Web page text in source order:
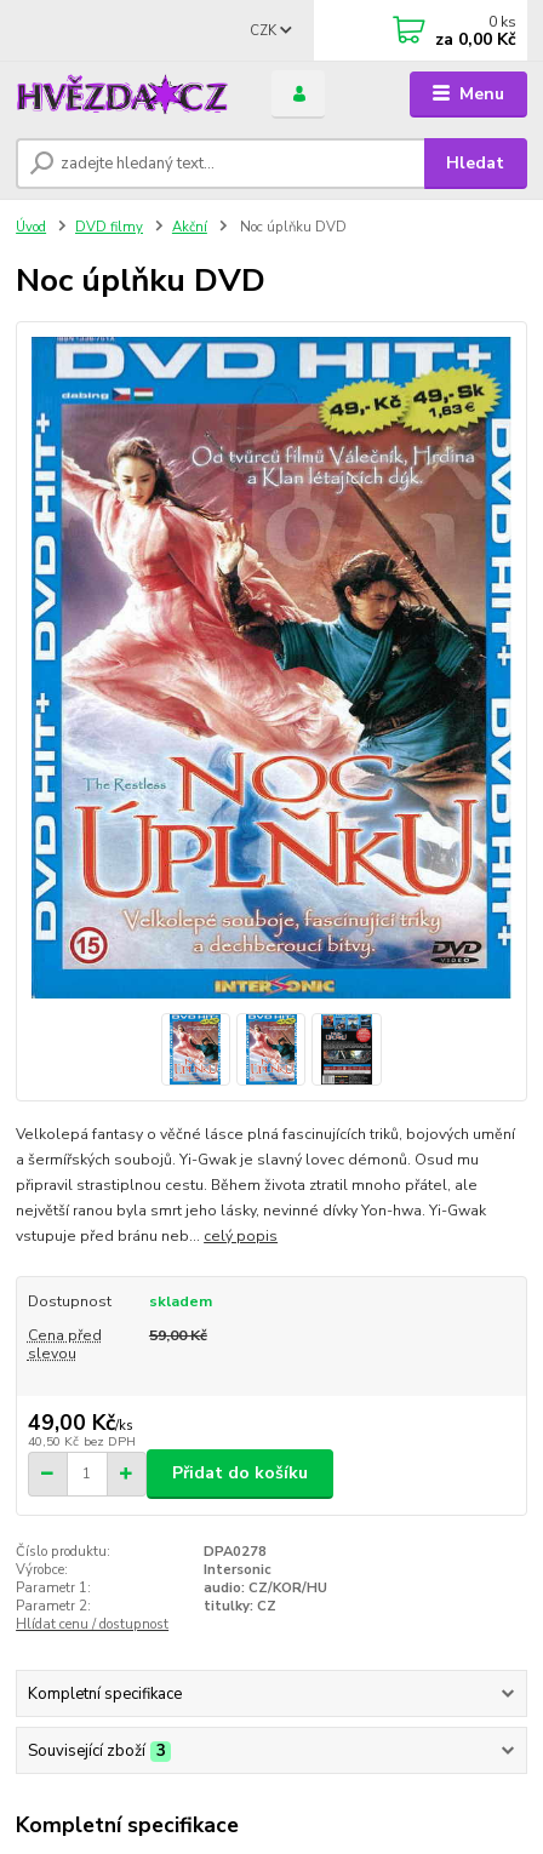
Menu
CZK
Hledat
0 ks
za 0,00 Kč
Úvod DVD filmy Akční Noc úplňku DVD
Noc úplňku DVD
Velkolepá fantasy o věčné lásce plná fascinujících triků, bojových umění
a šermířských soubojů. Yi-Gwak je slavný lovec démonů. Osud mu
připravil strastiplnou cestu. Během života ztratil mnoho přátel, ale
největší ranou byla smrt jeho lásky, nevinné dívky Yon-hwa. Yi-Gwak
vstupuje před bránu neb... celý popis
Dostupnost
skladem
Cena před
slevou
59,00 Kč
49,00 Kč/ks
40,50 Kč bez DPH
Přidat do košíku
Číslo produktu:
DPA0278
Výrobce:
Intersonic
Parametr 1:
audio: CZ/KOR/HU
Parametr 2:
titulky: CZ
Hlídat cenu / dostupnost
Kompletní specifikace
Související zboží 3
Kompletní specifikace